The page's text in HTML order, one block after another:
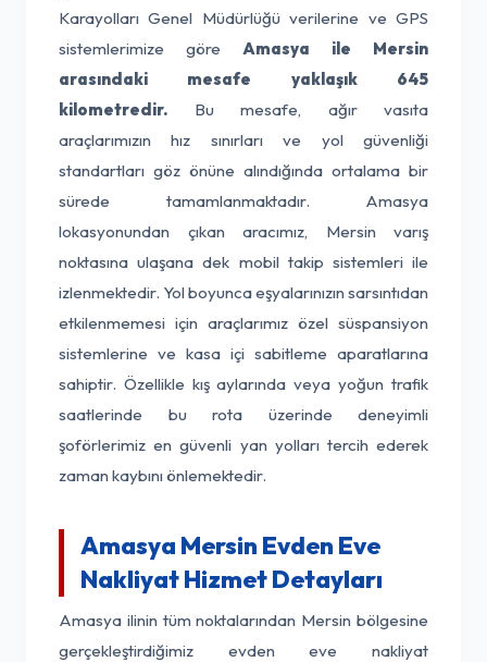
Karayolları Genel Müdürlüğü verilerine ve GPS
sistemlerimize göre Amasya ile Mersin
arasındaki mesafe yaklaşık 645
kilometredir. Bu mesafe, ağır vasıta
araçlarımızın hız sınırları ve yol güvenliği
standartları göz önüne alındığında ortalama bir
sürede tamamlanmaktadır. Amasya
lokasyonundan çıkan aracımız, Mersin varış
noktasına ulaşana dek mobil takip sistemleri ile
izlenmektedir. Yol boyunca eşyalarınızın sarsıntıdan
etkilenmemesi için araçlarımız özel süspansiyon
sistemlerine ve kasa içi sabitleme aparatlarına
sahiptir. Özellikle kış aylarında veya yoğun trafik
saatlerinde bu rota üzerinde deneyimli
şoförlerimiz en güvenli yan yolları tercih ederek
zaman kaybını önlemektedir.
Amasya Mersin Evden Eve
Nakliyat Hizmet Detayları
Amasya ilinin tüm noktalarından Mersin bölgesine
gerçekleştirdiğimiz evden eve nakliyat